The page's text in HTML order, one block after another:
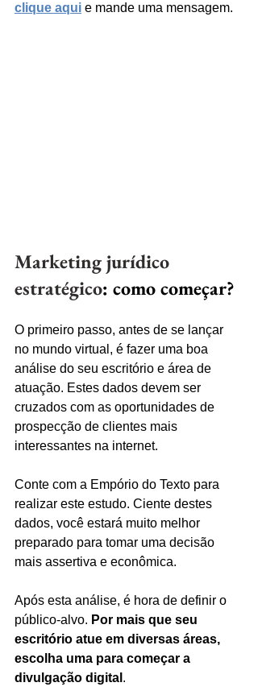
clique aqui e mande uma mensagem.
Marketing jurídico
estratégico: como começar?
O primeiro passo, antes de se lançar
no mundo virtual, é fazer uma boa
análise do seu escritório e área de
atuação. Estes dados devem ser
cruzados com as oportunidades de
prospecção de clientes mais
interessantes na internet.
Conte com a Empório do Texto para
realizar este estudo. Ciente destes
dados, você estará muito melhor
preparado para tomar uma decisão
mais assertiva e econômica.
Após esta análise, é hora de definir o
público-alvo. Por mais que seu
escritório atue em diversas áreas,
escolha uma para começar a
divulgação digital .